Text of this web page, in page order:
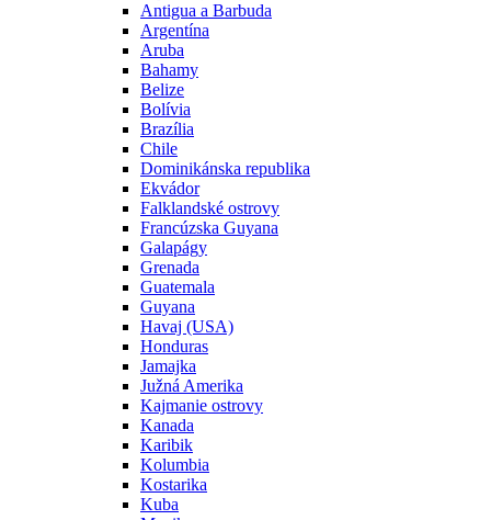
Antigua a Barbuda
Argentína
Aruba
Bahamy
Belize
Bolívia
Brazília
Chile
Dominikánska republika
Ekvádor
Falklandské ostrovy
Francúzska Guyana
Galapágy
Grenada
Guatemala
Guyana
Havaj (USA)
Honduras
Jamajka
Južná Amerika
Kajmanie ostrovy
Kanada
Karibik
Kolumbia
Kostarika
Kuba